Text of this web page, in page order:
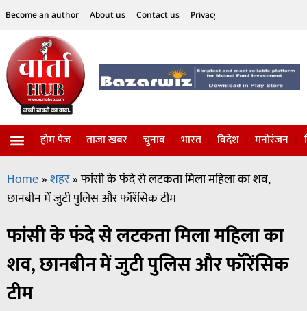
Become an author About us Contact us Privacy Policy
होम पेज ताजा खबर चुनाव भारत विदेश मनोरंजन
Home»शहर»फांसी के फंदे से लटकता मिला महिला का शव,
छानबीन में जुटी पुलिस और फॉरेंसिक टीम
फांसी के फंदे से लटकता मिला महिला का
शव, छानबीन में जुटी पुलिस और फॉरेंसिक
टीम